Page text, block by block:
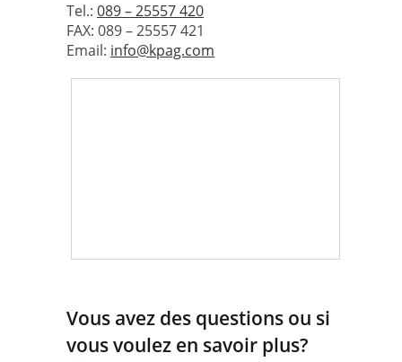
Tel.: 089 – 25557 420
FAX: 089 – 25557 421
Email: info@kpag.com
Vous avez des questions ou si
vous voulez en savoir plus?